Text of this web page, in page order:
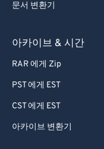
문서 변환기
아카이브 & 시간
RAR 에게 Zip
PST 에게 EST
CST 에게 EST
아카이브 변환기